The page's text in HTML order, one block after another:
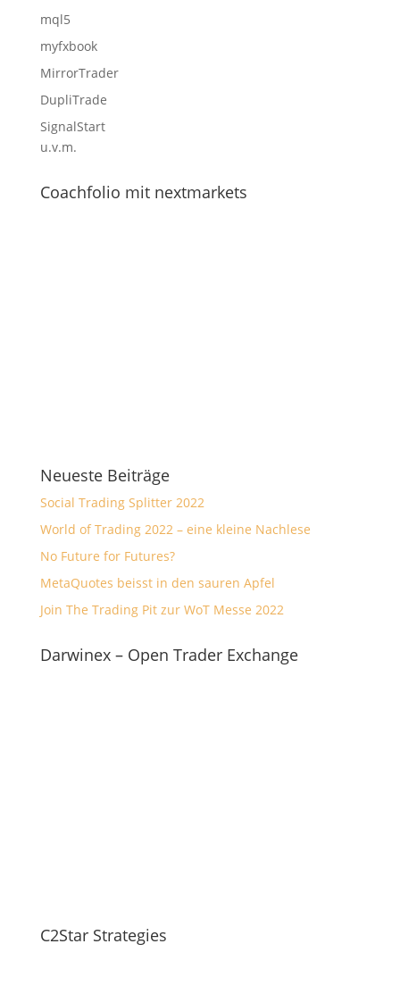
mql5
myfxbook
MirrorTrader
DupliTrade
SignalStart
u.v.m.
Coachfolio mit nextmarkets
Neueste Beiträge
Social Trading Splitter 2022
World of Trading 2022 – eine kleine Nachlese
No Future for Futures?
MetaQuotes beisst in den sauren Apfel
Join The Trading Pit zur WoT Messe 2022
Darwinex – Open Trader Exchange
C2Star Strategies